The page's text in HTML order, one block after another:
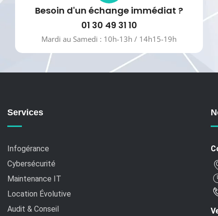
Besoin d'un échange immédiat ?
01 30 49 31 10
Mardi au Samedi : 10h-13h / 14h15-19h
Services
Infogérance
Cybersécurité
Maintenance IT
Location Évolutive
Audit & Conseil